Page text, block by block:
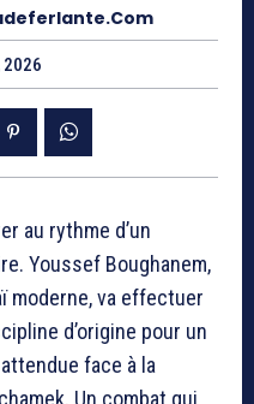
au rythme d’un
Youssef Boughanem,
moderne, va effectuer
d’origine pour un
face à la
. Un combat qui